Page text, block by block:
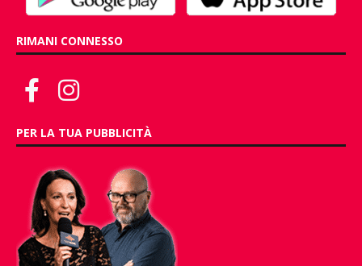
RIMANI CONNESSO
PER LA TUA PUBBLICITÀ